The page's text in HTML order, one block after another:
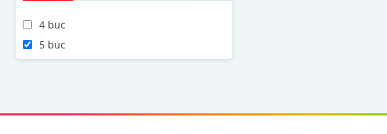
4 buc
5 buc